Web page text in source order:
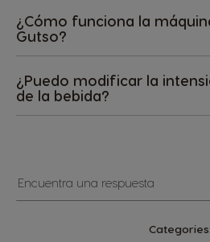
¿Cómo funciona la
Gutso?
¿Puedo modificar la
de la bebida?
una
respuesta
Categories: